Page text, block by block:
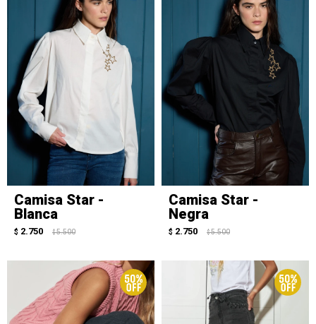
Camisa Star -
Blanca
$ 2.750 $ 5.500
Camisa Star -
Negra
$ 2.750 $ 5.500